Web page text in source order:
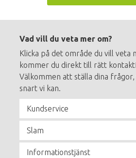
menuVad vill du veta mer om?
Klicka på det område du vill veta
kommer du direkt till rätt
Välkommen att ställa dina
snart vi kan.
Kundservice
Slam
Informationstjänst